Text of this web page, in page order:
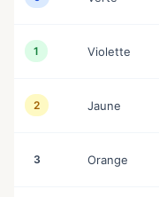
1 Violette
2 Jaune
3 Orange